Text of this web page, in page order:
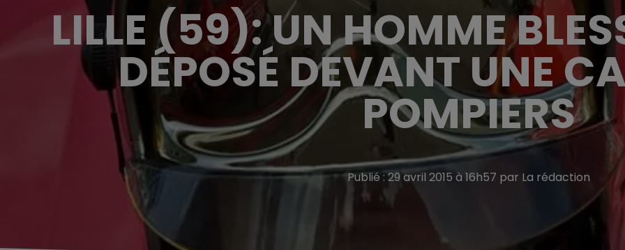
LILLE (59): UN HOMME
DÉPOSÉ DEVANT UNE
POMPIERS
Publié : 29 avril 2015 à 16h57 par La rédaction